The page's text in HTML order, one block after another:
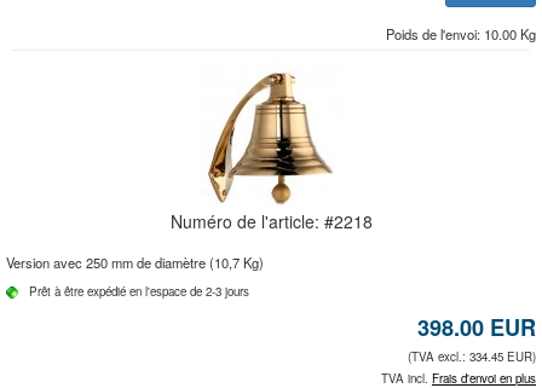
Poids de l'envoi: 10.00 Kg
Numéro de l'article: #2218
Version avec 250 mm de diamètre (10,7 Kg)
Prêt à être expédié en l'espace de 2-3 jours
398.00 EUR
(TVA excl.: 334.45 EUR)
TVA incl. Frais d'envoi en plus